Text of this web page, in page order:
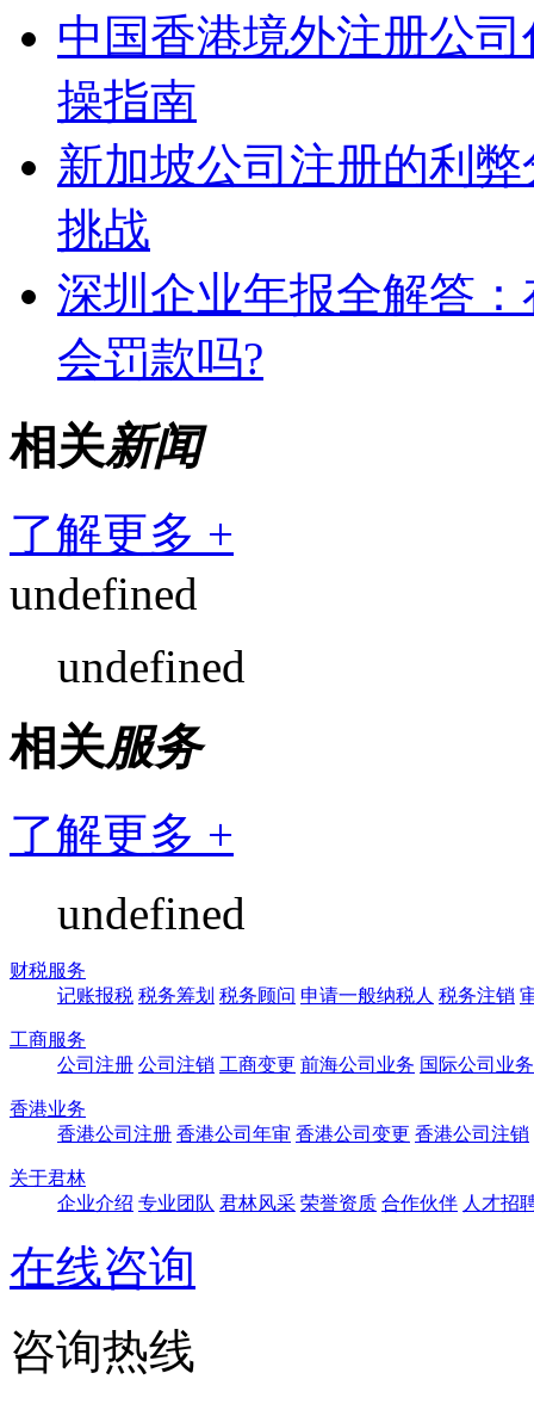
中国香港境外注册公
操指南
新加坡公司注册的利
挑战
深圳企业年报全解答
会罚款吗?
相关新闻
了解更多 +
undefined
undefined
相关服务
了解更多 +
undefined
财税服务
记账报税 税务筹划 税务顾问 申请一般纳税人 税务注销
工商服务
公司注册 公司注销 工商变更 前海公司业务 国际公司业务
香港业务
香港公司注册 香港公司年审 香港公司变更 香港公司注销
关于君林
企业介绍 专业团队 君林风采 荣誉资质 合作伙伴 人才招
在线咨询
咨询热线